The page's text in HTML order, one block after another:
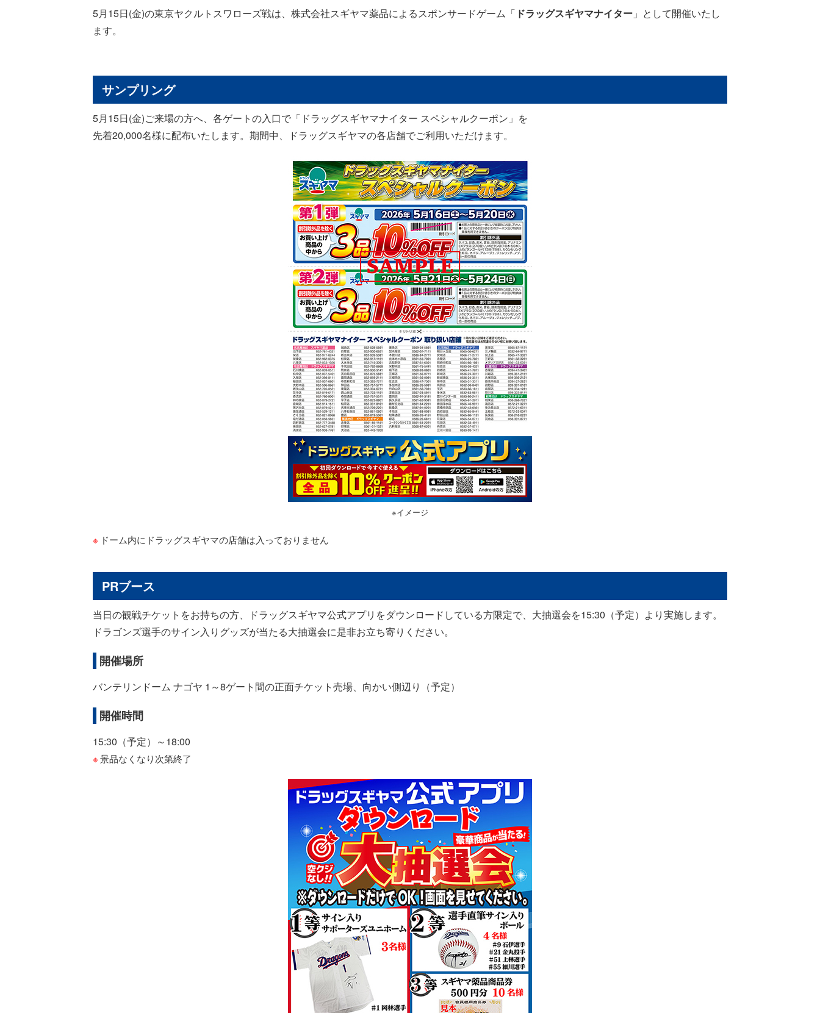
5月15日(金)の東京ヤクルトスワローズ戦は、株式会社スギヤマ薬品によるスポンサードゲーム「 ドラッグスギヤマナイター 」として開催いたし
ます。
サンプリング
5月15日(金)ご来場の方へ、各ゲートの入口で「ドラッグスギヤマナイター スペシャルクーポン」を
先着20,000名様に配布いたします。期間中、ドラッグスギヤマの各店舗でご利用いただけます。
※イメージ
ドーム内にドラッグスギヤマの店舗は入っておりません
PRブース
当日の観戦チケットをお持ちの方、ドラッグスギヤマ公式アプリをダウンロードしている方限定で、大抽選会を15:30（予定）より実施します。
ドラゴンズ選手のサイン入りグッズが当たる大抽選会に是非お立ち寄りください。
開催場所
バンテリンドーム ナゴヤ 1～8ゲート間の正面チケット売場、向かい側辺り（予定）
開催時間
15:30（予定）～18:00
景品なくなり次第終了